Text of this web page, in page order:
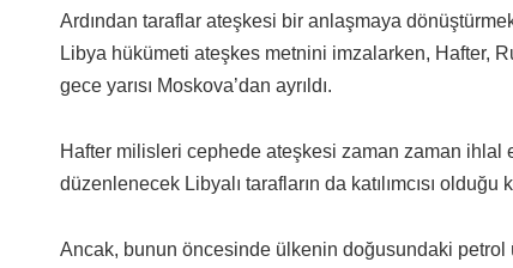
Ardından taraflar ateşkesi bir anlaşmaya
Libya hükümeti ateşkes metnini imzalarken, Hafter,
gece yarısı Moskova’dan ayrıldı.
Hafter milisleri cephede ateşkesi zaman zaman ihlal
düzenlenecek Libyalı tarafların da katılımcısı
Ancak, bunun öncesinde ülkenin doğusundaki petrol